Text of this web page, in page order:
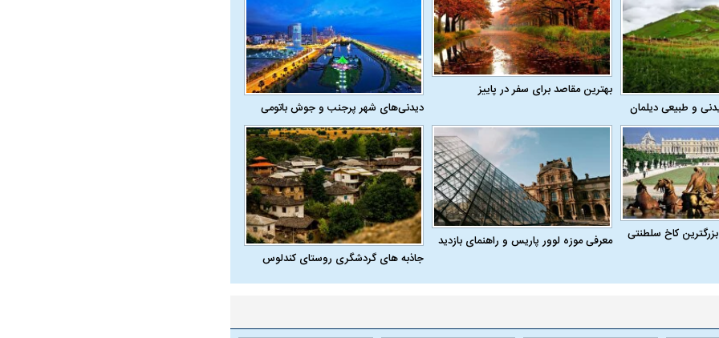
و طبیعی دیلمان
بهترین مقاصد برای سفر در پاییز
دیدنی‌های شهر پرجنب و جوش باتومی
کاخ سلطنتی
معرفی موزه لوور پاریس و راهنمای بازدید
جاذبه های گردشگری روستای کندلوس